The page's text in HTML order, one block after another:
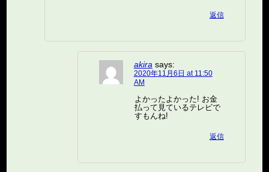
返信
akira says:
2020年11月6日 at 11:50
AM
よかったよかった! お金
払って見ているテレビで
すもんね!
返信